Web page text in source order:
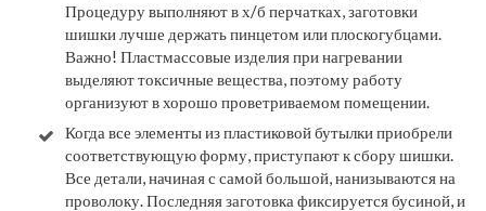
Процедуру выполняют в х/б перчатках, заготовки
шишки лучше держать пинцетом или плоскогубцами.
​Важно! Пластмассовые изделия при нагревании
выделяют токсичные вещества, поэтому работу
организуют в хорошо проветриваемом помещении.
Когда все элементы из пластиковой бутылки приобрели
соответствующую форму, приступают к сбору шишки.
Все детали, начиная с самой большой, нанизываются на
проволоку. Последняя заготовка фиксируется бусиной, и